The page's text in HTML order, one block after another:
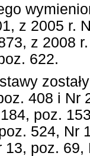
z 2005 r.
z 2008
622.
408 i
poz.
524, Nr
13, poz.